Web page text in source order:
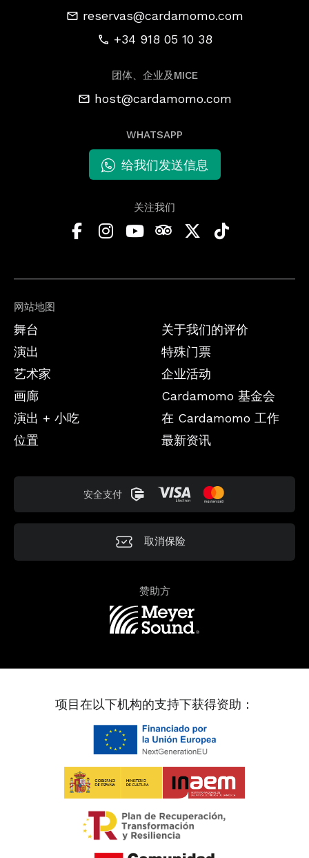
网站地图
舞台
演出
艺术家
画廊
演出 + 小吃
位置
关于我们的评价
特殊门票
企业活动
Cardamomo 基金会
在 Cardamomo 工作
最新资讯
reservas@cardamomo.com
+34 918 05 10 38
团体、企业及MICE
host@cardamomo.com
WHATSAPP
给我们发送信息
关注我们
安全支付
取消保险
赞助方
项目在以下机构的支持下获得资助：